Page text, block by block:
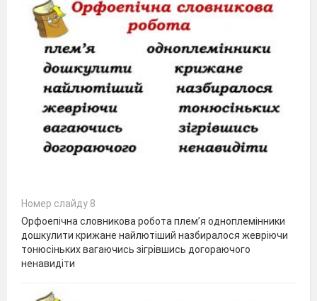
Номер слайду 8
Орфоепічна словникова робота плем’я одноплемінники
дошкулити крижане найлютіший назбиралося жевріючи
тонюсіньких вагаючись зігрівшись догораючого
ненавидіти